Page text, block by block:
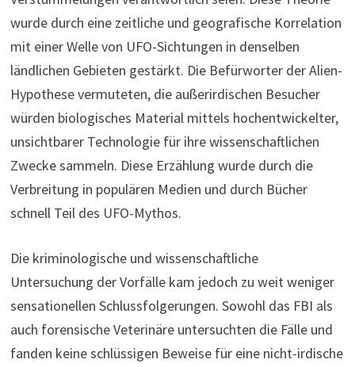
wurde durch eine zeitliche und geografische Korrelation
mit einer Welle von UFO-Sichtungen in denselben
ländlichen Gebieten gestärkt. Die Befürworter der Alien-
Hypothese vermuteten, die außerirdischen Besucher
würden biologisches Material mittels hochentwickelter,
unsichtbarer Technologie für ihre wissenschaftlichen
Zwecke sammeln. Diese Erzählung wurde durch die
Verbreitung in populären Medien und durch Bücher
schnell Teil des UFO-Mythos.
Die kriminologische und wissenschaftliche
Untersuchung der Vorfälle kam jedoch zu weit weniger
sensationellen Schlussfolgerungen. Sowohl das FBI als
auch forensische Veterinäre untersuchten die Fälle und
fanden keine schlüssigen Beweise für eine nicht-irdische